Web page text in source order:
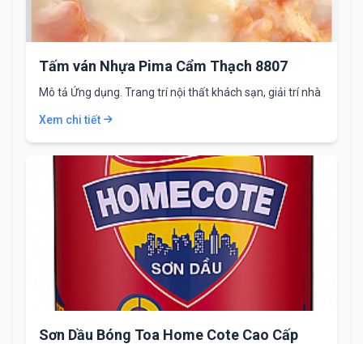
Tấm ván Nhựa Pima Cẩm Thạch 8807
Mô tả Ứng dụng. Trang trí nội thất khách sạn, giải trí nhà
Xem chi tiết
Sơn Dầu Bóng Toa Home Cote Cao Cấp